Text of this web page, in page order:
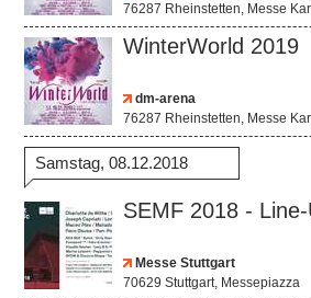
76287 Rheinstetten, Messe
WinterWorld 2019
dm-arena
76287 Rheinstetten, Messe
Samstag, 08.12.2018
SEMF 2018 -
Messe Stuttgart
70629 Stuttgart, Messepiazza